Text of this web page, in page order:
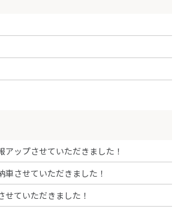
アップさせていただきました！
車させていただきました！
せていただきました！